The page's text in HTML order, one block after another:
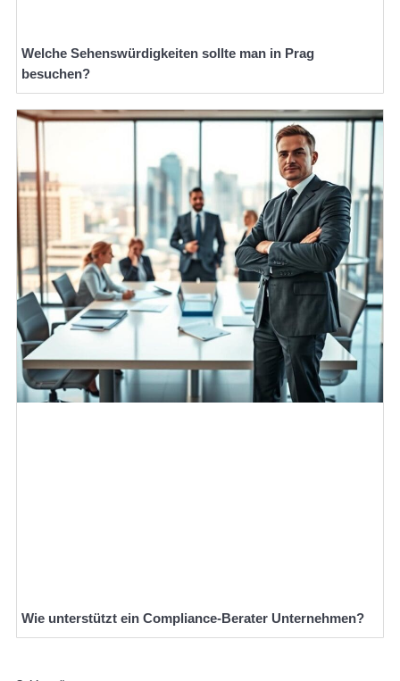
Welche Sehenswürdigkeiten sollte man in Prag
besuchen?
Wie unterstützt ein Compliance-Berater Unternehmen?